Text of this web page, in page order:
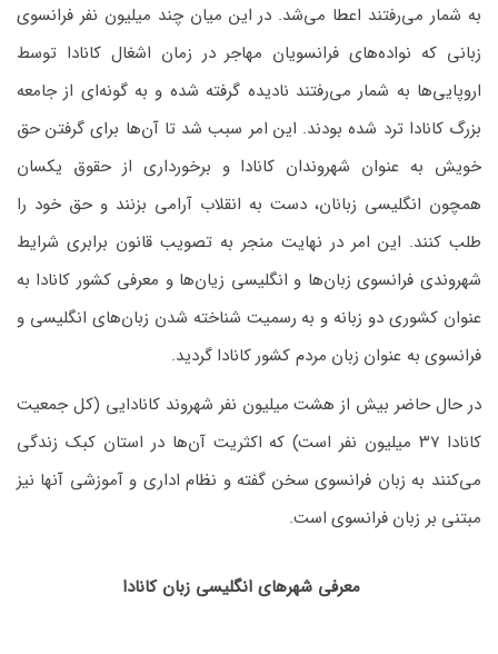
به شمار می‌رفتند اعطا می‌شد. در این میان چند میلیون نفر فرانسوی
زبانی که نواده‌های فرانسویان مهاجر در زمان اشغال کانادا توسط
اروپایی‌ها به شمار می‌رفتند نادیده گرفته شده و به گونه‌ای از جامعه
بزرگ کانادا ترد شده بودند. این امر سبب شد تا آن‌ها برای گرفتن حق
خویش به عنوان شهروندان کانادا و برخورداری از حقوق یکسان
همچون انگلیسی زبانان، دست به انقلاب آرامی بزنند و حق خود را
طلب کنند. این امر در نهایت منجر به تصویب قانون برابری شرایط
شهروندی فرانسوی زبان‌ها و انگلیسی زیان‌ها و معرفی کشور کانادا به
عنوان کشوری دو زبانه و به رسمیت شناخته شدن زبان‌های انگلیسی و
فرانسوی به عنوان زبان مردم کشور کانادا گردید.
در حال حاضر بیش از هشت میلیون نفر شهروند کانادایی (کل جمعیت
کانادا ۳۷ میلیون نفر است) که اکثریت آن‌ها در استان کبک زندگی
می‌کنند به زبان فرانسوی سخن گفته و نظام اداری و آموزشی آنها نیز
مبتنی بر زبان فرانسوی است.
معرفی شهرهای انگلیسی زبان کانادا